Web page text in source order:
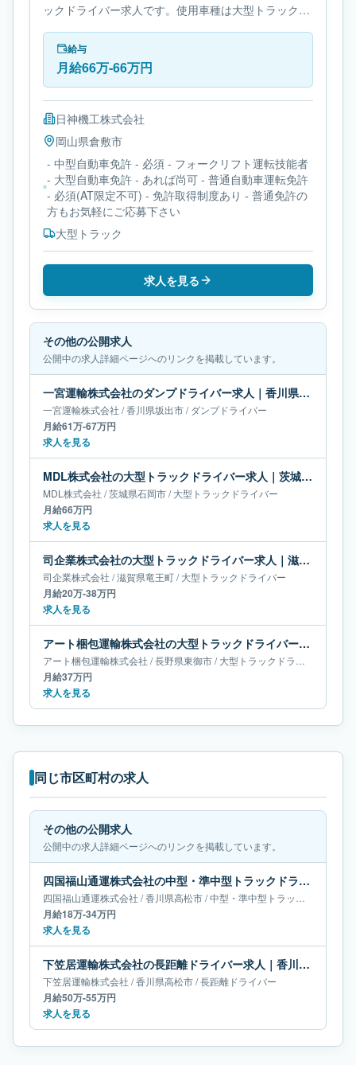
ックドライバー求人です。使用車種は大型トラックで
す。勤務時間は- 休憩時間: 60分です。必要免許は- 中
型自動車免許です。
給与
月給66万-66万円
日神機工株式会社
岡山県倉敷市
- 中型自動車免許 - 必須 - フォークリフト運転技能者
- 大型自動車免許 - あれば尚可 - 普通自動車運転免許
- 必須(AT限定不可) - 免許取得制度あり - 普通免許の
方もお気軽にご応募下さい
大型トラック
求人を見る
その他の公開求人
公開中の求人詳細ページへのリンクを掲載しています。
一宮運輸株式会社のダンプドライバー求人｜香川県坂出市｜月給61万-67万円
一宮運輸株式会社 /香川県坂出市/ダンプドライバー
月給61万-67万円
求人を見る
MDL株式会社の大型トラックドライバー求人｜茨城県石岡市｜月給66万円
MDL株式会社 /茨城県石岡市/大型トラックドライバー
月給66万円
求人を見る
司企業株式会社の大型トラックドライバー求人｜滋賀県竜王町｜月給20万-38万円
司企業株式会社 /滋賀県竜王町/大型トラックドライバー
月給20万-38万円
求人を見る
アート梱包運輸株式会社の大型トラックドライバー求人｜長野県東御市｜月給37万円
アート梱包運輸株式会社 /長野県東御市/大型トラックドライバー
月給37万円
求人を見る
同じ市区町村の求人
その他の公開求人
公開中の求人詳細ページへのリンクを掲載しています。
四国福山通運株式会社の中型・準中型トラックドライバー求人｜香川県高松市｜月給18万-34万円
四国福山通運株式会社 /香川県高松市/中型・準中型トラックドライバー
月給18万-34万円
求人を見る
下笠居運輸株式会社の長距離ドライバー求人｜香川県高松市｜月給50万-55万円
下笠居運輸株式会社 /香川県高松市/長距離ドライバー
月給50万-55万円
求人を見る